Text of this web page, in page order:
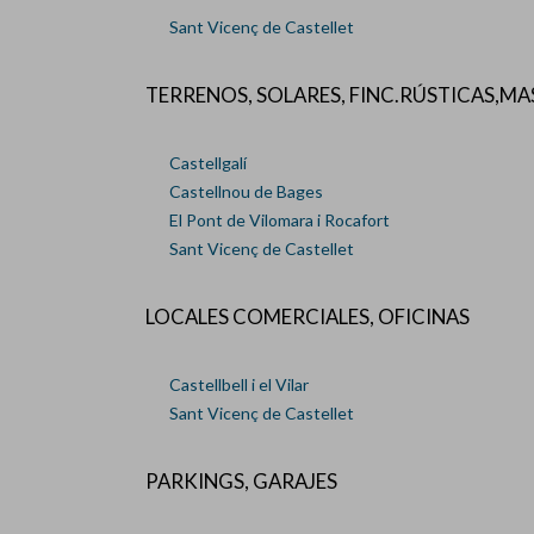
Sant Vicenç de Castellet
TERRENOS, SOLARES,
Castellgalí
Castellnou de Bages
El Pont de Vilomara i Rocafort
Sant Vicenç de Castellet
LOCALES COMERCIALES, OFICINAS
Castellbell i el Vilar
Sant Vicenç de Castellet
PARKINGS, GARAJES